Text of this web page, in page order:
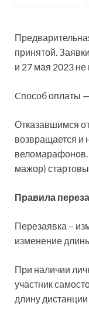
принятой.
и 27 мая 2023
Cпособ оплаты
Отказавшимся
возвращается и
мажор)
Правила
Перезаявка –
изменение
При наличии
участник
длину